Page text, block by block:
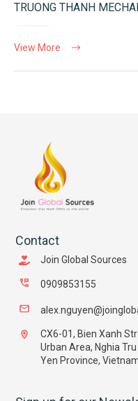
TRUONG THANH
View More
Contact
Join Global Sources
0909853155
CX6-01, Bien Xanh
Urban Area, Nghia
Yen Province,